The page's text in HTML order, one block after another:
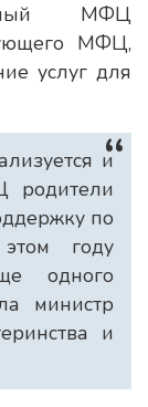
МФЦ
МФЦ,
услуг для
и
родители
по
году
одного
министр
и